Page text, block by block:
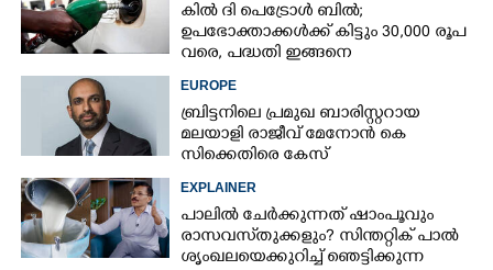
കില്‍ ദി പെട്രോള്‍ ബില്‍;
ഉപഭോക്താക്കള്‍ക്ക് കിട്ടും 30,000 രൂപ
വരെ, പദ്ധതി ഇങ്ങനെ
EUROPE
ബ്രിട്ടനിലെ പ്രമുഖ ബാരിസ്റ്ററായ
മലയാളി രാജീവ് മേനോൻ കെ
സിക്കെതിരെ കേസ്
EXPLAINER
പാലിൽ ചേർക്കുന്നത് ഷാംപൂവും
രാസവസ്‌തുക്കളും? സിന്തറ്റിക് പാൽ
ശൃംഖലയെക്കുറിച്ച് ഞെട്ടിക്കുന്ന